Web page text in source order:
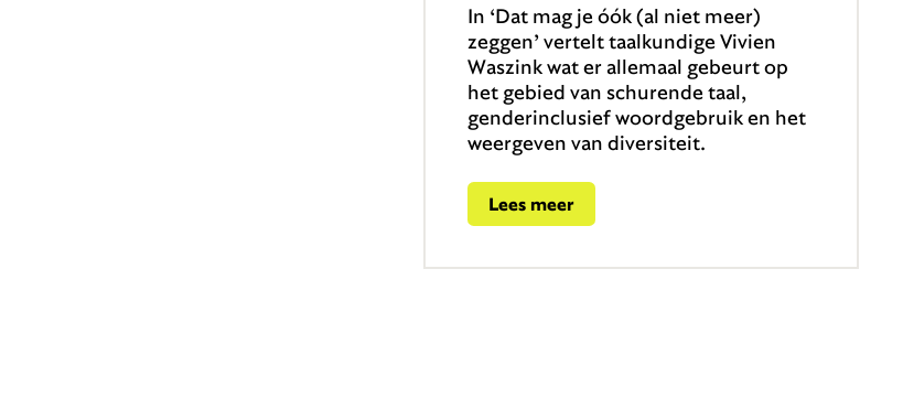
In ‘Dat mag je óók (al niet meer)
zeggen’ vertelt taalkundige Vivien
Waszink wat er allemaal gebeurt op
het gebied van schurende taal,
genderinclusief woordgebruik en het
weergeven van diversiteit.
Lees meer